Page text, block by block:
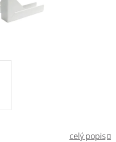
celý popis